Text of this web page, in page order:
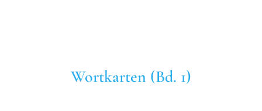
Wortkarten (Bd. 1)